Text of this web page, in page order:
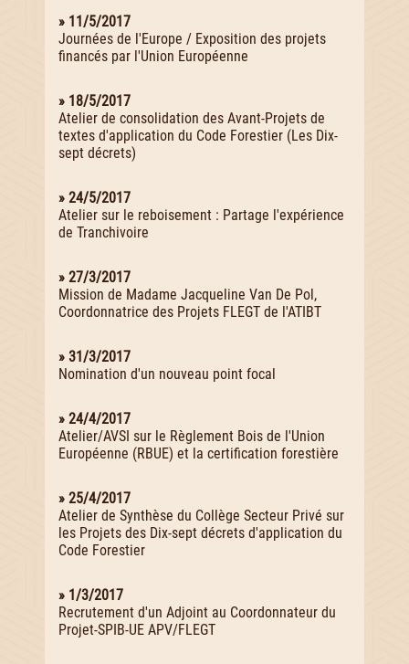
» 11/5/2017
Journées de l'Europe / Exposition des projets
financés par l'Union Européenne
» 18/5/2017
Atelier de consolidation des Avant-Projets de
textes d'application du Code Forestier (Les Dix-
sept décrets)
» 24/5/2017
Atelier sur le reboisement : Partage l'expérience
de Tranchivoire
» 27/3/2017
Mission de Madame Jacqueline Van De Pol,
Coordonnatrice des Projets FLEGT de l'ATIBT
» 31/3/2017
Nomination d'un nouveau point focal
» 24/4/2017
Atelier/AVSI sur le Règlement Bois de l'Union
Européenne (RBUE) et la certification forestière
» 25/4/2017
Atelier de Synthèse du Collège Secteur Privé sur
les Projets des Dix-sept décrets d'application du
Code Forestier
» 1/3/2017
Recrutement d'un Adjoint au Coordonnateur du
Projet-SPIB-UE APV/FLEGT